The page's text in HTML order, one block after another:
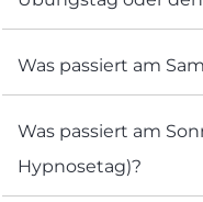
Was passiert am
Was passiert am
Hypnosetag)?